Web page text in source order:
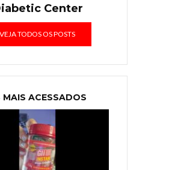
Center
VEJA TODOS OS POSTS
MAIS ACESSADOS